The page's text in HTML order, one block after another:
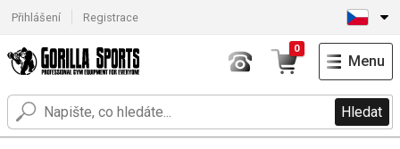
Přihlášení Registrace
Hledat
0
Menu